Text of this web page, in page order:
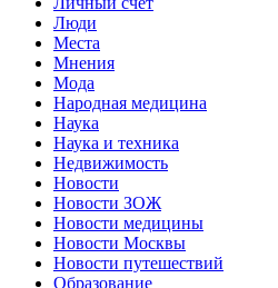
Люди
Места
Мнения
Мода
Народная медицина
Наука
Наука и техника
Недвижимость
Новости
Новости ЗОЖ
Новости медицины
Новости Москвы
Новости путешествий
Образование